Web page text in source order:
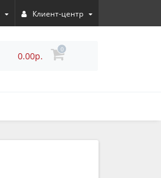
Клиент-центр
0.00р.
0